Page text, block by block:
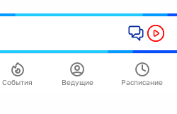
События Ведущие Расписание